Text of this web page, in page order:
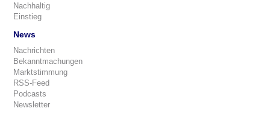
Nachhaltig
Einstieg
News
Nachrichten
Bekanntmachungen
Marktstimmung
RSS-Feed
Podcasts
Newsletter